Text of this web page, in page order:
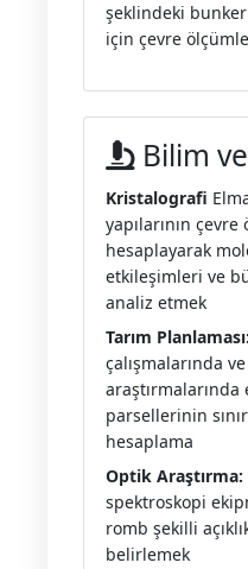
şeklindeki
için çevre
Bilim
Kristalografi
yapılarının
hesaplayarak
etkileşimleri ve
analiz etmek
Tarım Planlaması:
çalışmalarında
parsellerinin
hesaplama
Optik Araştırma:
spektroskopi
romb şekilli
belirlemek